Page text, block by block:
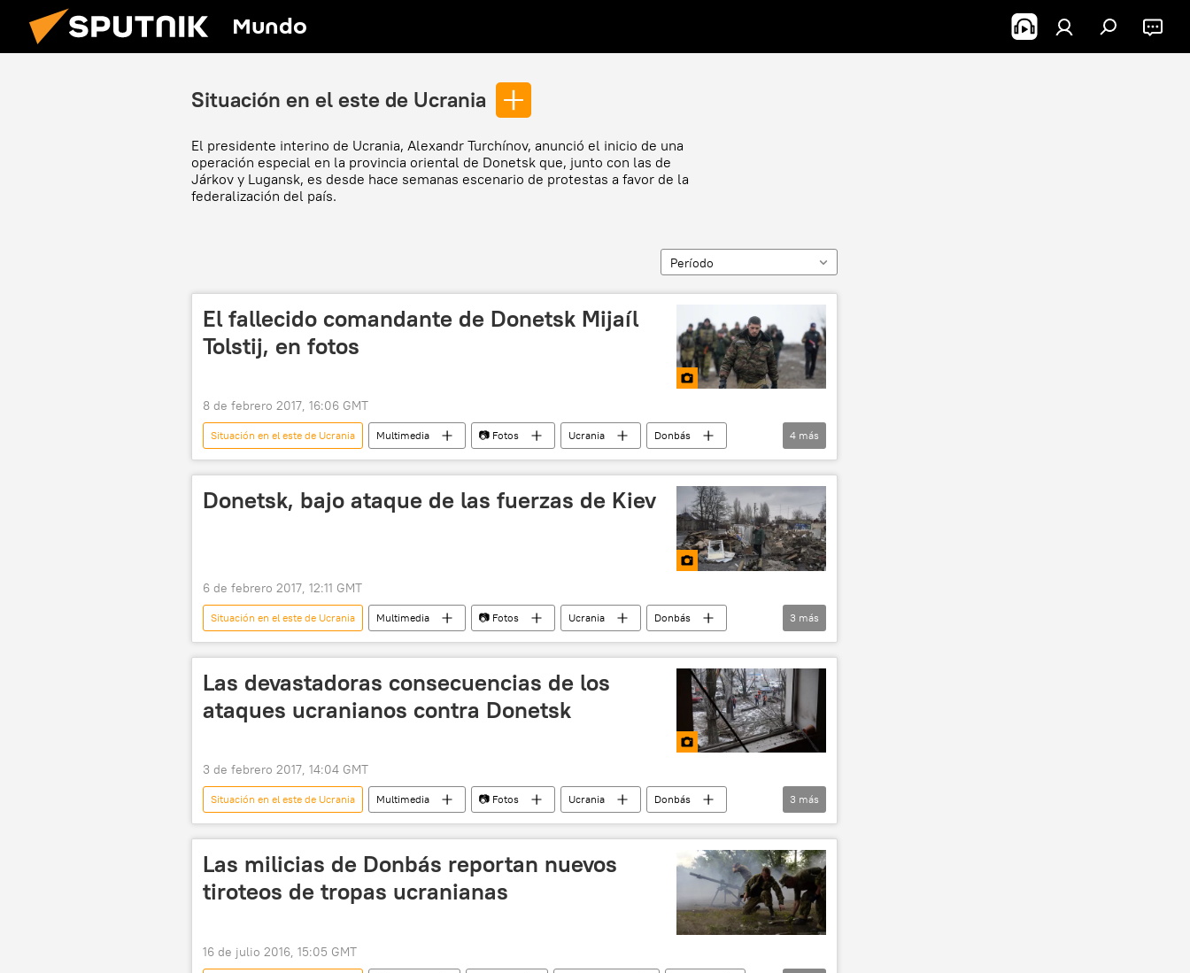
Mundo
Situación en el este de Ucrania
El presidente interino de Ucrania, Alexandr Turchínov, anunció el inicio de una
operación especial en la provincia oriental de Donetsk que, junto con las de
Járkov y Lugansk, es desde hace semanas escenario de protestas a favor de la
federalización del país.
Período
El fallecido comandante de Donetsk Mijaíl
Tolstij, en fotos
8 de febrero 2017, 16:06 GMT
Situación en el este de Ucrania Multimedia 📷 Fotos Ucrania
Donbás
Donetsk
Mijaíl Tolstij asesinato terrorismo
4 más
Donetsk, bajo ataque de las fuerzas de Kiev
6 de febrero 2017, 12:11 GMT
Situación en el este de Ucrania Multimedia 📷 Fotos Ucrania
Donbás
Donetsk
ataque bombardeos
3 más
Las devastadoras consecuencias de los
ataques ucranianos contra Donetsk
3 de febrero 2017, 14:04 GMT
Situación en el este de Ucrania Multimedia 📷 Fotos Ucrania
Donbás
Donetsk
bombardeos destrucción
3 más
Las milicias de Donbás reportan nuevos
tiroteos de tropas ucranianas
16 de julio 2016, 15:05 GMT